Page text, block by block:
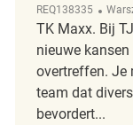
REQ138335
TK Maxx. Bij
nieuwe
overtreffen. Je
team dat
bevordert...